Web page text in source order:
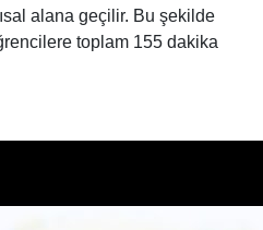
alana geçilir. Bu şekilde
toplam 155 dakika